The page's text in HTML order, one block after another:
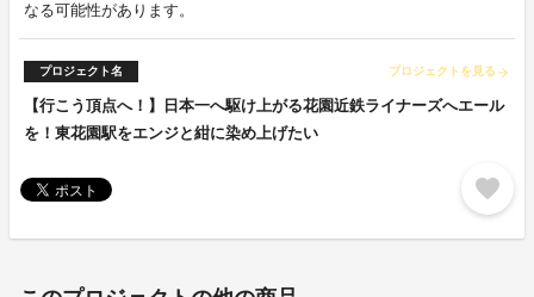
なる可能性があります。
プロジェクト名 プロジェクトを見る arrow_forward
【行こう頂点へ！】日本一へ駆け上がる花園近鉄ライナーズへエール
を！東花園駅をエンジと紺に染め上げたい
favorite